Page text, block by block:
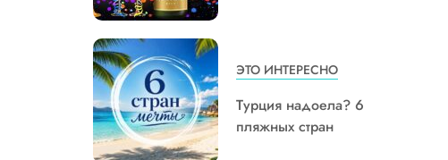
ЭТО ИНТЕРЕСНО
Турция надоела? 6
пляжных стран